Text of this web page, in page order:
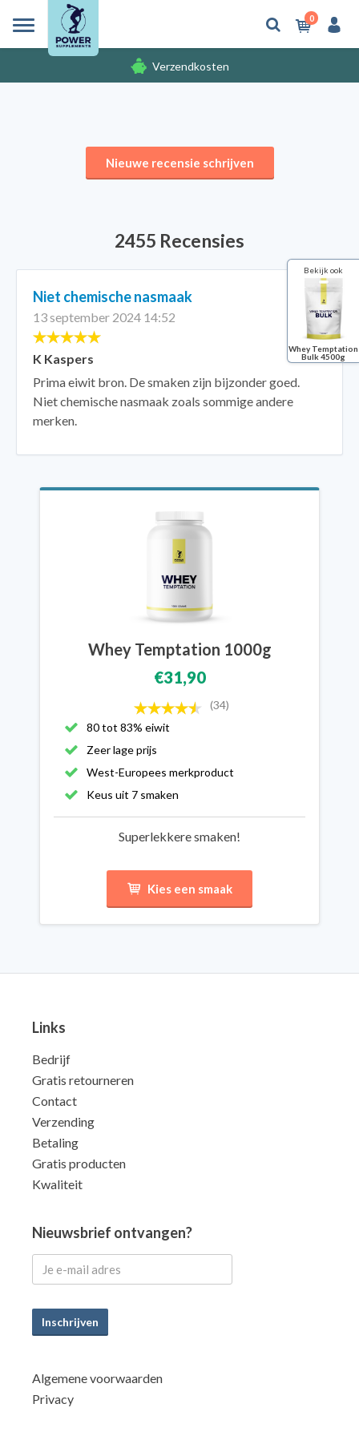
0
Verzendkosten
Nieuwe recensie schrijven
2455 Recensies
Niet chemische nasmaak
13 september 2024 14:52
K Kaspers
Prima eiwit bron. De smaken zijn bijzonder goed.
Niet chemische nasmaak zoals sommige andere
merken.
Whey Temptation 1000g
€31,90
(34)
80 tot 83% eiwit
Zeer lage prijs
West-Europees merkproduct
Keus uit 7 smaken
Superlekkere smaken!
Kies een smaak
Links
Bedrijf
Gratis retourneren
Contact
Verzending
Betaling
Gratis producten
Kwaliteit
Nieuwsbrief ontvangen?
Inschrijven
Algemene voorwaarden
Privacy
Bekijk ook
Whey Temptation
Bulk 4500g